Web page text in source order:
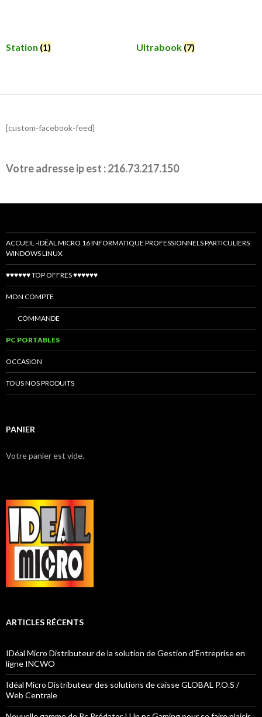
Station (1) Ultrabook (7)
[custom-facebook-feed]
Votre adresse ip est : 216.73.217.150
ACCUEIL -IDÉAL MICRO 16 INFORMATIQUE PROFESSIONNELS PARTICULIERS
WINDOWS LINUX
♥♥♥♥♥♥ TOP OFFRES ♥♥♥♥♥♥
MON COMPTE
COMMANDE
PC PORTABLES
OCCASION
TOUS NOS PRODUITS
PANIER
Votre panier est vide.
ARTICLES RÉCENTS
IDéal Micro Distributeur de la solution de Gestion d’Entreprise en
ligne INCWO
Idéal Micro Distributeur des solutions de caisse GLOBAL P.O.S /
Web Centrale